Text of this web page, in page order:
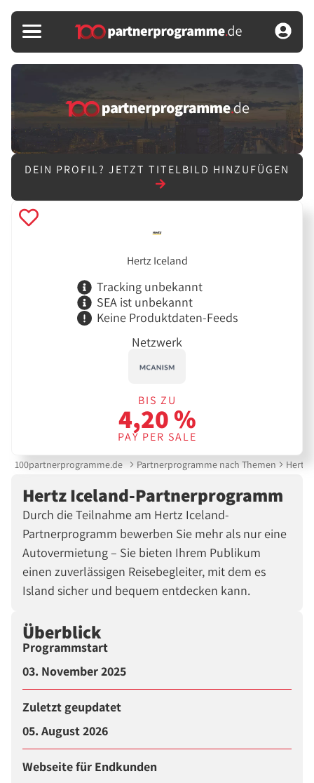
DEIN PROFIL? JETZT TITELBILD HINZUFÜGEN
Hertz Iceland
Tracking unbekannt
SEA ist unbekannt
Keine Produktdaten-Feeds
Netzwerk
BIS ZU
4,20 %
PAY PER SALE
100partnerprogramme.de Partnerprogramme nach Themen Hertz
Hertz Iceland-Partnerprogramm
Durch die Teilnahme am Hertz Iceland-
Partnerprogramm bewerben Sie mehr als nur eine
Autovermietung – Sie bieten Ihrem Publikum
einen zuverlässigen Reisebegleiter, mit dem es
Island sicher und bequem entdecken kann.
Überblick
Programmstart
03. November 2025
Zuletzt geupdatet
05. August 2026
Webseite für Endkunden